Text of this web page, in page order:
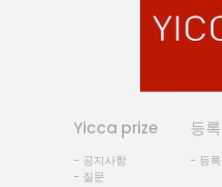
Yicca prize
- 공지사항
- 질문
등록
- 등록